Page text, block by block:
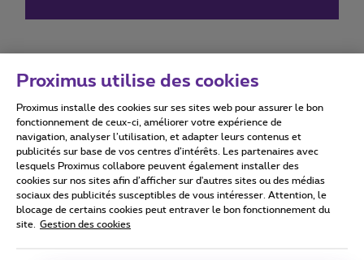
Conditions d'utilisation Accessibility statement
Tous droits réservés. © 2026 Proximus
Conditions générales, info consommateur
Proximus utilise des cookies
Proximus installe des cookies sur ses sites web pour assurer le bon
fonctionnement de ceux-ci, améliorer votre expérience de
navigation, analyser l’utilisation, et adapter leurs contenus et
publicités sur base de vos centres d’intérêts. Les partenaires avec
lesquels Proximus collabore peuvent également installer des
cookies sur nos sites afin d’afficher sur d'autres sites ou des médias
sociaux des publicités susceptibles de vous intéresser. Attention, le
blocage de certains cookies peut entraver le bon fonctionnement du
site.
Gestion des cookies